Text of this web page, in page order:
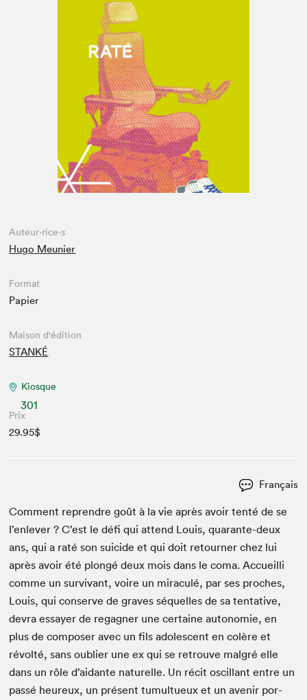
Espace enseignant·e·s
Auteur·rice·s
Hugo Meunier
Format
Papier
Maison d'édition
STANKÉ
Kiosque
301
Prix
29.95$
Français
Com­ment repren­dre goût à la vie après avoir ten­té de se
l’enlever ? C’est le défi qui attend Louis, quar­ante-deux
ans, qui a raté son sui­cide et qui doit retourn­er chez lui
après avoir été plongé deux mois dans le coma. Accueil­li
comme un sur­vivant, voire un mirac­ulé, par ses proches,
Louis, qui con­serve de graves séquelles de sa ten­ta­tive,
devra essay­er de regag­n­er une cer­taine autonomie, en
plus de com­pos­er avec un fils ado­les­cent en colère et
révolté, sans oubli­er une ex qui se retrou­ve mal­gré elle
dans un rôle d’aidante naturelle. Un réc­it oscil­lant entre un
passé heureux, un présent tumultueux et un avenir por­